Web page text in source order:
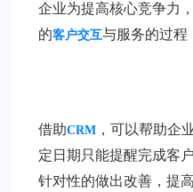
企业为提高核心竞争力
的客户交互与服务的过程
借助CRM ，可以帮助企
定日期只能提醒完成客
针对性的做出改善，提